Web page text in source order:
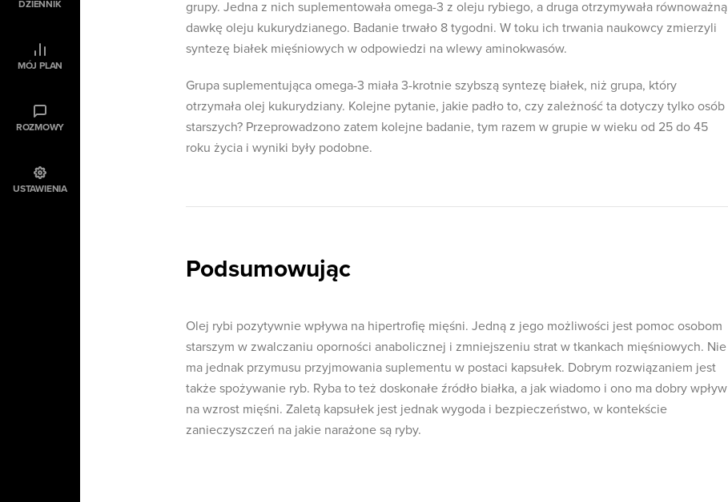
DZIENNIK
MÓJ PLAN
ROZMOWY
USTAWIENIA
grupy. Jedna z nich suplementowała omega-3 z oleju rybiego, a druga otrzymywała równoważną
dawkę oleju kukurydzianego. Badanie trwało 8 tygodni. W toku ich trwania naukowcy zmierzyli
syntezę białek mięśniowych w odpowiedzi na wlewy aminokwasów.
Grupa suplementująca omega-3 miała 3-krotnie szybszą syntezę białek, niż grupa, który
otrzymała olej kukurydziany. Kolejne pytanie, jakie padło to, czy zależność ta dotyczy tylko osób
starszych? Przeprowadzono zatem kolejne badanie, tym razem w grupie w wieku od 25 do 45
roku życia i wyniki były podobne.
Podsumowując
Olej rybi pozytywnie wpływa na hipertrofię mięśni. Jedną z jego możliwości jest pomoc osobom
starszym w zwalczaniu oporności anabolicznej i zmniejszeniu strat w tkankach mięśniowych. Nie
ma jednak przymusu przyjmowania suplementu w postaci kapsułek. Dobrym rozwiązaniem jest
także spożywanie ryb. Ryba to też doskonałe źródło białka, a jak wiadomo i ono ma dobry wpływ
na wzrost mięśni. Zaletą kapsułek jest jednak wygoda i bezpieczeństwo, w kontekście
zanieczyszczeń na jakie narażone są ryby.